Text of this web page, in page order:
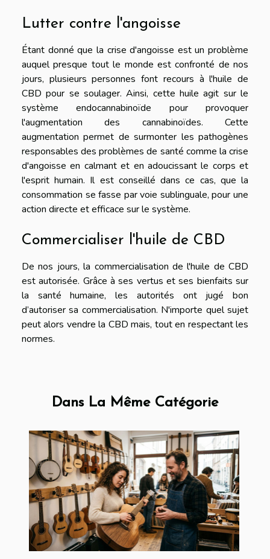
Lutter contre l'angoisse
Étant donné que la crise d'angoisse est un problème
auquel presque tout le monde est confronté de nos
jours, plusieurs personnes font recours à l'huile de
CBD pour se soulager. Ainsi, cette huile agit sur le
système endocannabinoïde pour provoquer
l'augmentation des cannabinoïdes. Cette
augmentation permet de surmonter les pathogènes
responsables des problèmes de santé comme la crise
d'angoisse en calmant et en adoucissant le corps et
l'esprit humain. Il est conseillé dans ce cas, que la
consommation se fasse par voie sublinguale, pour une
action directe et efficace sur le système.
Commercialiser l'huile de CBD
De nos jours, la commercialisation de l'huile de CBD
est autorisée. Grâce à ses vertus et ses bienfaits sur
la santé humaine, les autorités ont jugé bon
d’autoriser sa commercialisation. N'importe quel sujet
peut alors vendre la CBD mais, tout en respectant les
normes.
Dans La Même Catégorie